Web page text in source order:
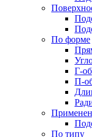
По форме
Г-
П-
По типу